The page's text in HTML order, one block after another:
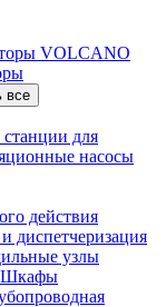
VOLCANO
все
для
насосы
действия
диспетчеризация
узлы
Шкафы